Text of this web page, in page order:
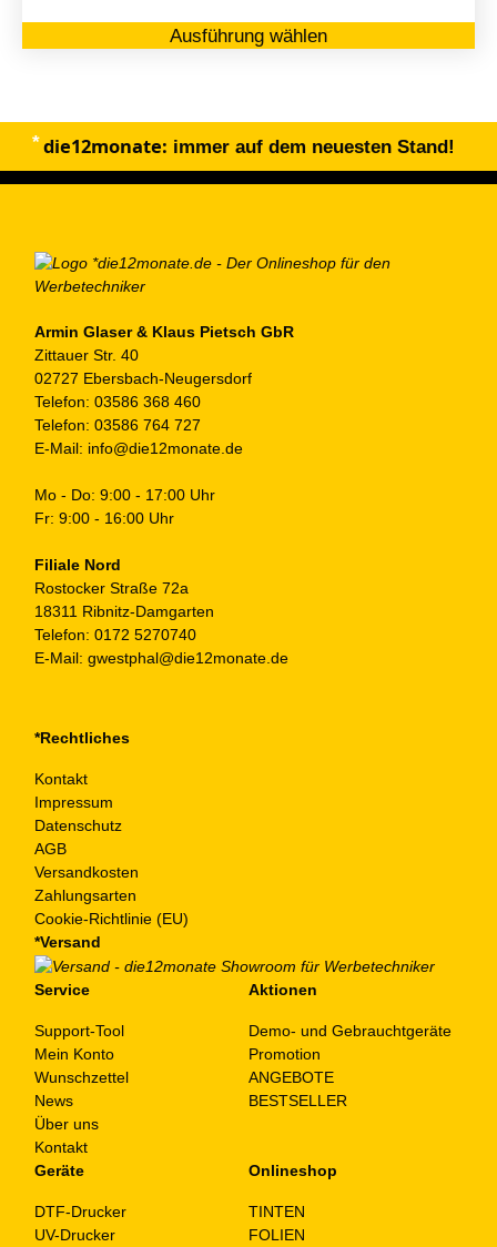
Ausführung wählen
die12monate: immer auf dem neuesten Stand!
Armin Glaser & Klaus Pietsch GbR
Zittauer Str. 40
02727 Ebersbach-Neugersdorf
Telefon: 03586 368 460
Telefon: 03586 764 727
E-Mail: info@die12monate.de
Mo - Do: 9:00 - 17:00 Uhr
Fr: 9:00 - 16:00 Uhr
Filiale Nord
Rostocker Straße 72a
18311 Ribnitz-Damgarten
Telefon: 0172 5270740
E-Mail: gwestphal@die12monate.de
*Rechtliches
Kontakt
Impressum
Datenschutz
AGB
Versandkosten
Zahlungsarten
Cookie-Richtlinie (EU)
*Versand
Service
Support-Tool
Mein Konto
Wunschzettel
News
Über uns
Kontakt
Aktionen
Demo- und Gebrauchtgeräte
Promotion
ANGEBOTE
BESTSELLER
Geräte
DTF-Drucker
UV-Drucker
Onlineshop
TINTEN
FOLIEN